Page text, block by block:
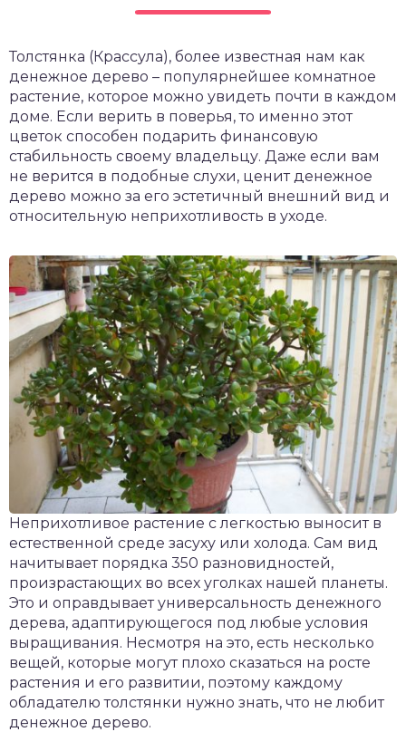
Толстянка (Крассула), более известная нам как
денежное дерево – популярнейшее комнатное
растение, которое можно увидеть почти в каждом
доме. Если верить в поверья, то именно этот
цветок способен подарить финансовую
стабильность своему владельцу. Даже если вам
не верится в подобные слухи, ценит денежное
дерево можно за его эстетичный внешний вид и
относительную неприхотливость в уходе.
Неприхотливое растение с легкостью выносит в
естественной среде засуху или холода. Сам вид
начитывает порядка 350 разновидностей,
произрастающих во всех уголках нашей планеты.
Это и оправдывает универсальность денежного
дерева, адаптирующегося под любые условия
выращивания. Несмотря на это, есть несколько
вещей, которые могут плохо сказаться на росте
растения и его развитии, поэтому каждому
обладателю толстянки нужно знать, что не любит
денежное дерево.
крыши и кровли
и уход